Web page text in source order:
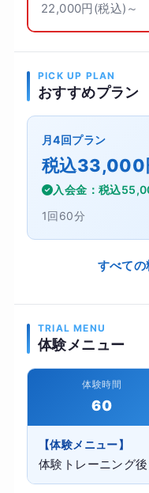
22,000円(税込)～
PICK UP PLAN
おすすめプラン
月4回プラン
税込33,000
入会金：税込
1回60分
すべて
TRIAL MENU
体験メニュー
体験時間
60
【体験メニュー】
体験トレーニング